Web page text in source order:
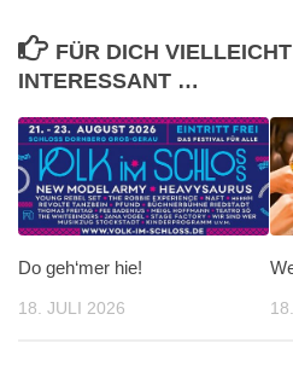
FÜR DICH
INTERESSANT …
Do geh‘mer hie!
18. JULI 2026